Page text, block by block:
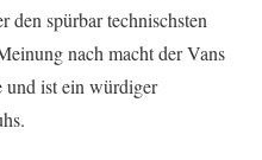
den spürbar technischsten
nach macht der Vans
und ist ein würdiger